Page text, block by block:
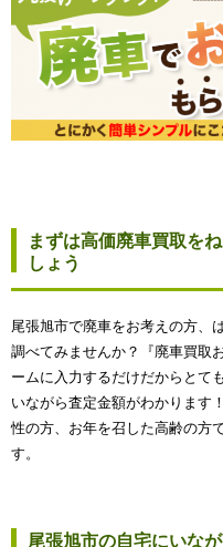
まずは高価廃車買取を
しょう
尾張旭市で廃車をお考えの方、
調べてみませんか？『廃車買取
ームに入力するだけだからとて
いながら査定金額がわかります
性の方、お年を召した高齢の方
す。
尾張旭市の自宅にいな